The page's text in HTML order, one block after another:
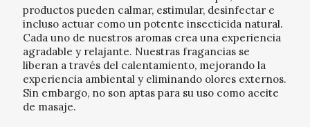
productos pueden calmar, estimular, desinfectar e
incluso actuar como un potente insecticida natural.
Cada uno de nuestros aromas crea una experiencia
agradable y relajante. Nuestras fragancias se
liberan a través del calentamiento, mejorando la
experiencia ambiental y eliminando olores externos.
Sin embargo, no son aptas para su uso como aceite
de masaje.